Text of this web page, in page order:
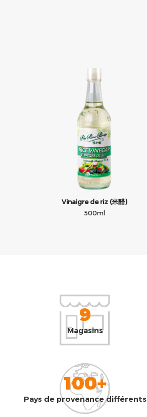
Vinaigre de riz (米醋)
500ml
9
Magasins
100+
Pays de provenance différents